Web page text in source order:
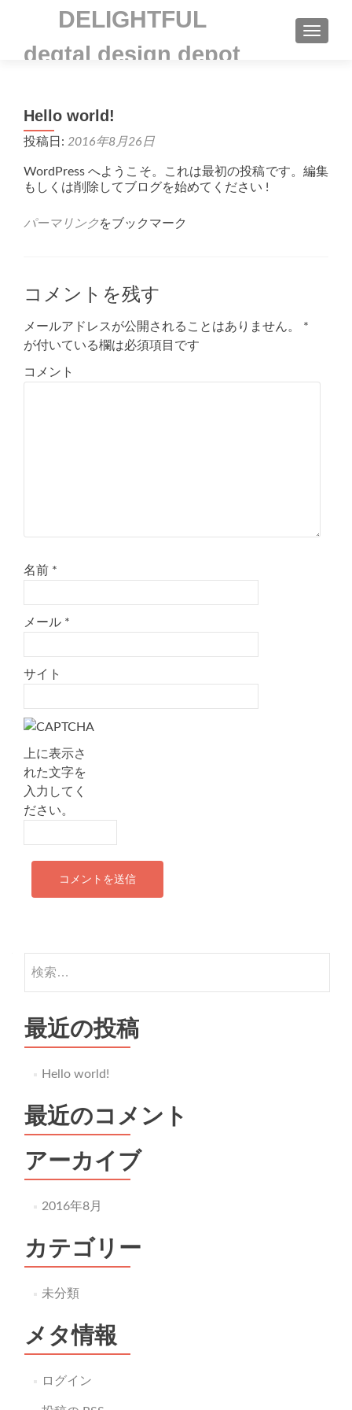
DELIGHTFUL
degtal design depot
Hello world!
投稿日: 2016年8月26日
WordPress へようこそ。これは最初の投稿です。編集
もしくは削除してブログを始めてください !
パーマリンクをブックマーク
コメントを残す
メールアドレスが公開されることはありません。
*
が付いている欄は必須項目です
コメント
名前 *
メール *
サイト
上に表示さ
れた文字を
入力してく
ださい。
最近の投稿
Hello world!
最近のコメント
アーカイブ
2016年8月
カテゴリー
未分類
メタ情報
ログイン